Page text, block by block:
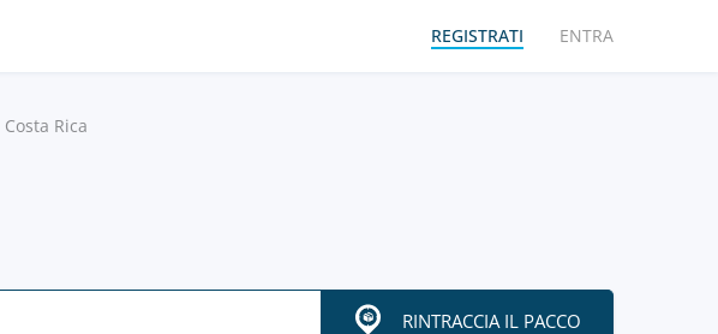
REGISTRATI ENTRA
Rica
RINTRACCIA IL PACCO